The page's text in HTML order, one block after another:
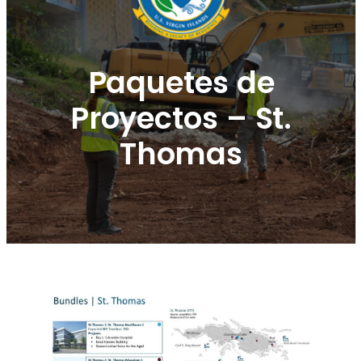
Paquetes de
Proyectos – St.
Thomas